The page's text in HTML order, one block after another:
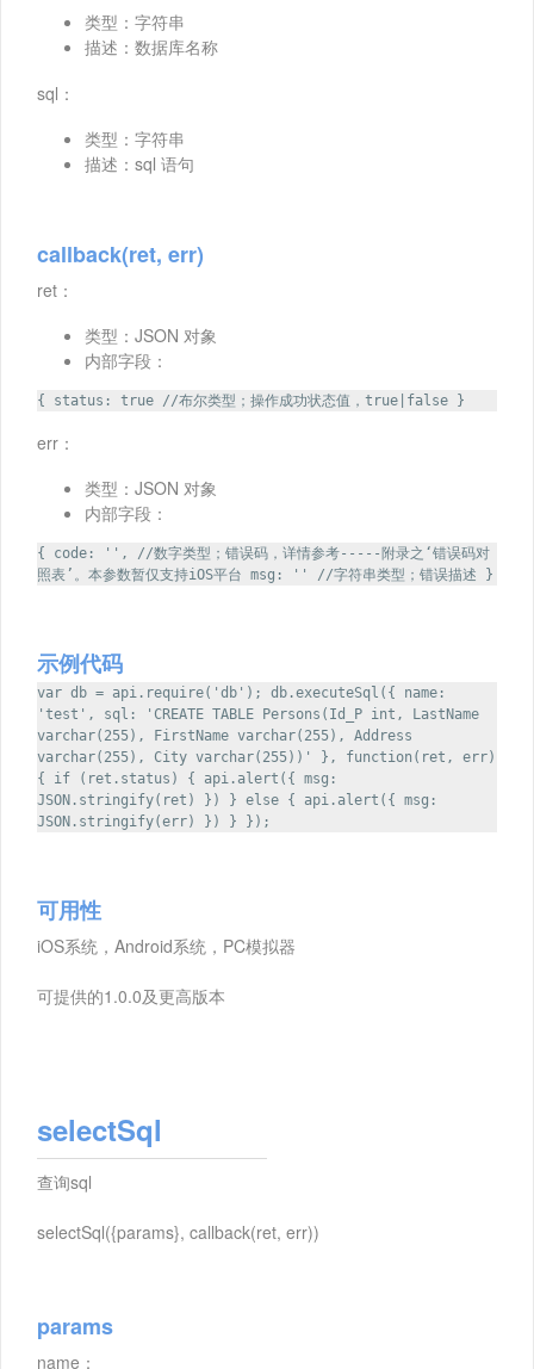
类型：字符串
描述：数据库名称
sql：
类型：字符串
描述：sql 语句
callback(ret, err)
ret：
类型：JSON 对象
内部字段：
{ status: true //布尔类型；操作成功状态值，true|false }
err：
类型：JSON 对象
内部字段：
{ code: '', //数字类型；错误码，详情参考-----附录之‘错误码对
照表’。本参数暂仅支持iOS平台 msg: '' //字符串类型；错误描述 }
示例代码
var db = api.require('db'); db.executeSql({ name:
'test', sql: 'CREATE TABLE Persons(Id_P int, LastName
varchar(255), FirstName varchar(255), Address
varchar(255), City varchar(255))' }, function(ret, err)
{ if (ret.status) { api.alert({ msg:
JSON.stringify(ret) }) } else { api.alert({ msg:
JSON.stringify(err) }) } });
可用性
iOS系统，Android系统，PC模拟器
可提供的1.0.0及更高版本
selectSql
查询sql
selectSql({params}, callback(ret, err))
params
name：